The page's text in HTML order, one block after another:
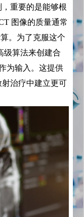
重要的是能够根
图像的质量通常
。为了克服这个
级算法来创建合
为输入。这提供
治疗中建立更可